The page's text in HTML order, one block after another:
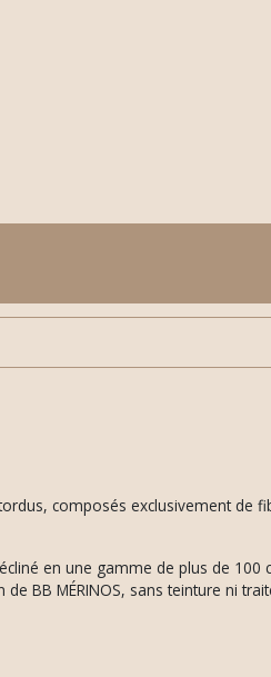
composés exclusivement de
en une gamme de plus de
MÉRINOS, sans teinture ni